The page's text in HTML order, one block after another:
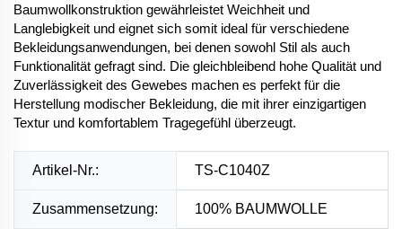
Baumwollkonstruktion gewährleistet Weichheit und
Langlebigkeit und eignet sich somit ideal für verschiedene
Bekleidungsanwendungen, bei denen sowohl Stil als auch
Funktionalität gefragt sind. Die gleichbleibend hohe Qualität und
Zuverlässigkeit des Gewebes machen es perfekt für die
Herstellung modischer Bekleidung, die mit ihrer einzigartigen
Textur und komfortablem Tragegefühl überzeugt.
Artikel-Nr.: TS-C1040Z
Zusammensetzung: 100% BAUMWOLLE